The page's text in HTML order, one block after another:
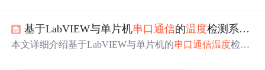
，PC端利用Qt开发上位机软件，实现串口通信、温度曲线
绘制与数据存储功能，具备良好的实时性与人机交互能
基于LabVIEW与单片机串口通信的温度检测系统设计与实现
本文详细介绍基于LabVIEW与单片机的串口通信温度检测